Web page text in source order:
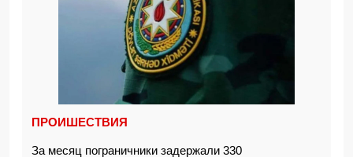
ПРОИШЕСТВИЯ
За месяц пограничники задержали 330